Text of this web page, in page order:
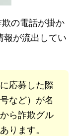
の電話が掛か
報が流出してい
応募した際
など）が名
ら詐欺グル
ります。